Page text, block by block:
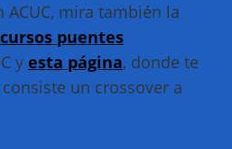
ACUC, mira también la
cursos puentes
y esta página, donde te
un crossover a